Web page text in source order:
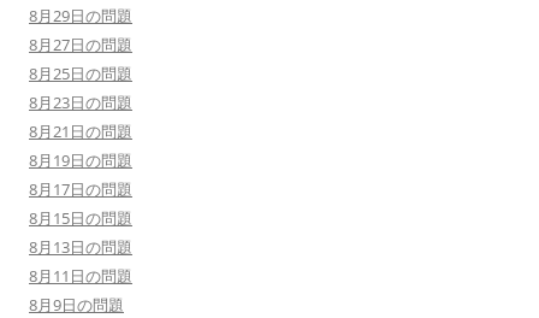
8月29日の問題
8月27日の問題
8月25日の問題
8月23日の問題
8月21日の問題
8月19日の問題
8月17日の問題
8月15日の問題
8月13日の問題
8月11日の問題
8月9日の問題